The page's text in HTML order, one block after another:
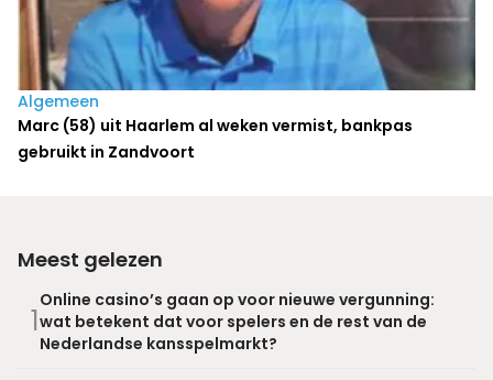
Algemeen
Marc (58) uit Haarlem al weken vermist, bankpas
gebruikt in Zandvoort
Meest gelezen
1
Online casino’s gaan op voor nieuwe vergunning:
wat betekent dat voor spelers en de rest van de
Nederlandse kansspelmarkt?